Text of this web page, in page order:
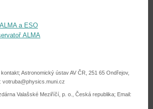
a ESO
ALMA
Astronomický ústav AV ČR, 251 65 Ondřejov,
votruba@physics.muni.cz
Valašské Meziříčí, p. o., Česká republika; Email: